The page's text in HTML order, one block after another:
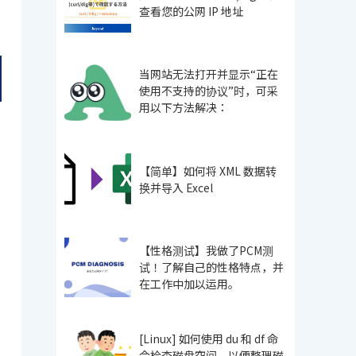
查看您的公网 IP 地址
当网站无法打开并显示“正在
使用不支持的协议”时，可采
用以下方法解决：
【简单】如何将 XML 数据转
换并导入 Excel
【性格测试】我做了PCM测
试！了解自己的性格特点，并
在工作中加以运用。
[Linux] 如何使用 du 和 df 命